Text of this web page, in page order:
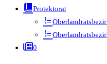
Protektorat
0